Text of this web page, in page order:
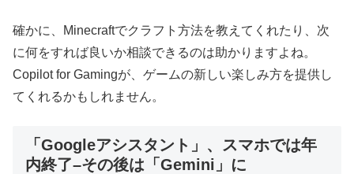
確かに、Minecraftでクラフト方法を教えてくれたり、次
に何をすれば良いか相談できるのは助かりますよね。
Copilot for Gamingが、ゲームの新しい楽しみ方を提供し
てくれるかもしれません。
「Googleアシスタント」、スマホでは年
内終了–その後は「Gemini」に